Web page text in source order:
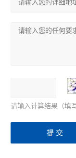
请输入计算结果（填